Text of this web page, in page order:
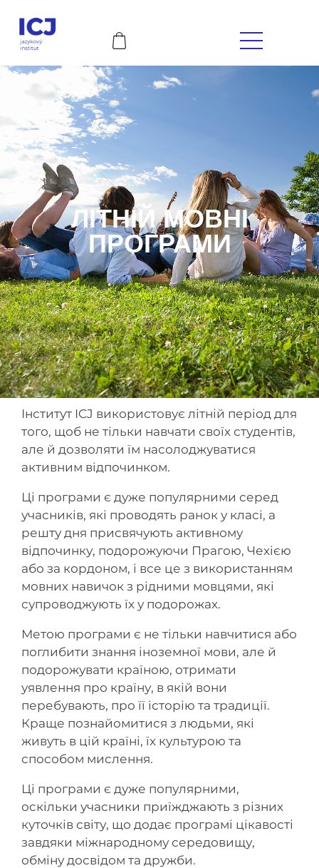
ЛІТНІЙ МОВНІ
ПРОГРАМИ
Інститут ICJ використовує літній період для
того, щоб не тільки навчати своїх студентів,
але й дозволяти їм насолоджуватися
активним відпочинком.
Ці програми є дуже популярними серед
учасників, які проводять ранок у класі, а
решту дня присвячують активному
відпочинку, подорожуючи Прагою, Чехією
або за кордоном, і все це з використанням
мовних навичок з рідними мовцями, які
супроводжують їх у подорожах.
Метою програми є не тільки навчитися або
поглибити знання іноземної мови, але й
подорожувати країною, отримати
уявлення про країну, в якій вони
перебувають, про її історію та традиції.
Краще познайомитися з людьми, які
живуть в цій країні, їх культурою та
способом мислення.
Ці програми є дуже популярними,
оскільки учасники приїжджають з різних
куточків світу, що додає програмі цікавості
завдяки міжнародному середовищу,
обміну досвідом та дружби.